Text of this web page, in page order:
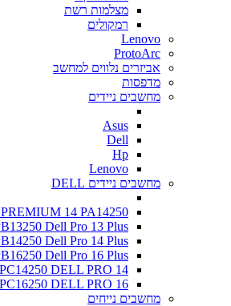
מצלמות רשת
רמקולים
Lenovo
ProtoArc
אביזרים נלווים למחשב
מדפסות
מחשבים ניידים
Asus
Dell
Hp
Lenovo
מחשבים ניידים DELL
14 PA14250
Dell Pro 13 Plus
Dell Pro 14 Plus
Dell Pro 16 Plus
PC14250 DELL PRO 14
PC16250 DELL PRO 16
מחשבים נייחים